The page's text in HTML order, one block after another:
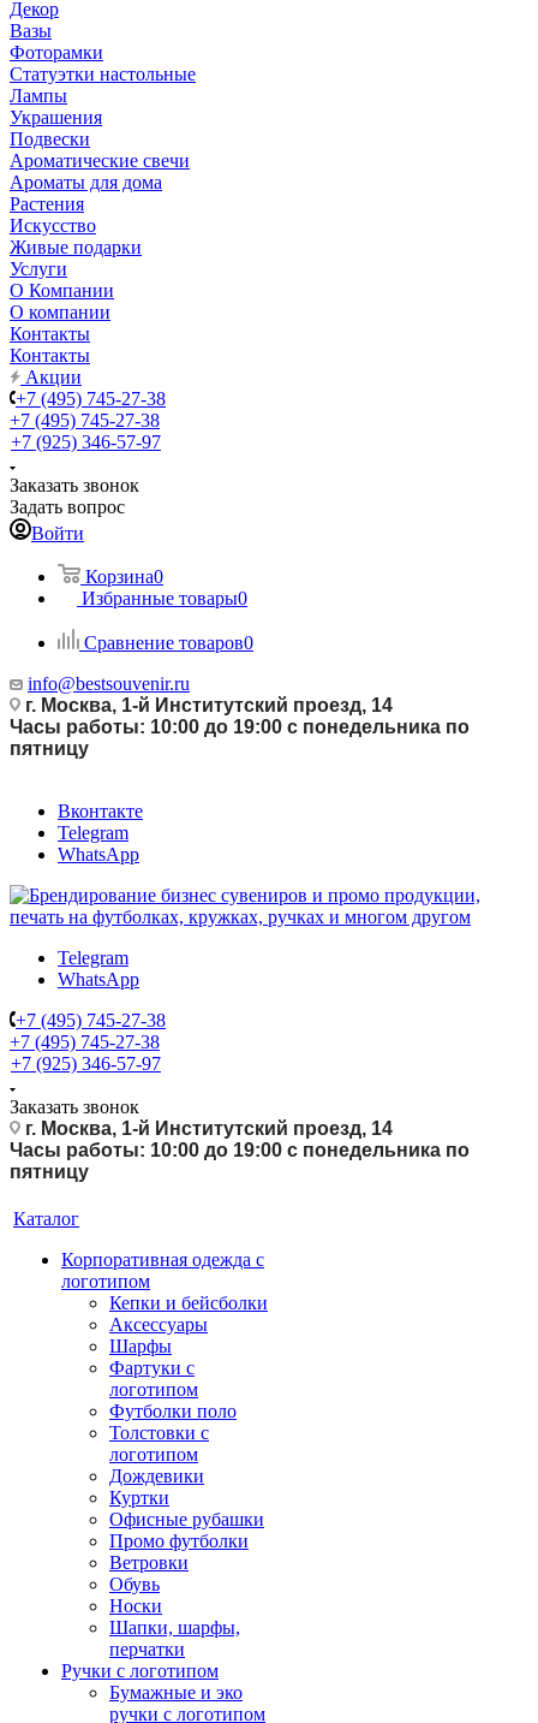
Декор
Вазы
Фоторамки
Статуэтки настольные
Лампы
Украшения
Подвески
Ароматические свечи
Ароматы для дома
Растения
Искусство
Живые подарки
Услуги
О Компании
О компании
Контакты
Контакты
Акции
+7 (495) 745-27-38
+7 (495) 745-27-38
+7 (925) 346-57-97
Заказать звонок
Задать вопрос
Войти
Корзина0
Избранные товары0
Сравнение товаров0
info@bestsouvenir.ru
г. Москва, 1-й Институтский проезд, 14
Часы работы: 10:00 до 19:00 с понедельника по
пятницу
Вконтакте
Telegram
WhatsApp
Telegram
WhatsApp
+7 (495) 745-27-38
+7 (495) 745-27-38
+7 (925) 346-57-97
Заказать звонок
г. Москва, 1-й Институтский проезд, 14
Часы работы: 10:00 до 19:00 с понедельника по
пятницу
Каталог
Корпоративная одежда с
логотипом
Кепки и бейсболки
Аксессуары
Шарфы
Фартуки с
логотипом
Футболки поло
Толстовки с
логотипом
Дождевики
Куртки
Офисные рубашки
Промо футболки
Ветровки
Обувь
Носки
Шапки, шарфы,
перчатки
Ручки с логотипом
Бумажные и эко
ручки с логотипом